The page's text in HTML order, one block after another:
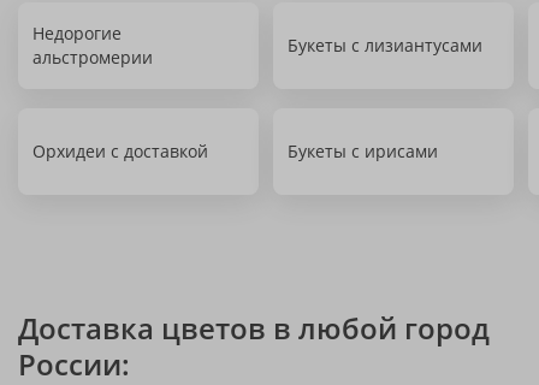
Недорогие
альстромерии
Букеты с лизиантусами
Орхидеи с доставкой Букеты с ирисами
Доставка цветов в любой город
России: